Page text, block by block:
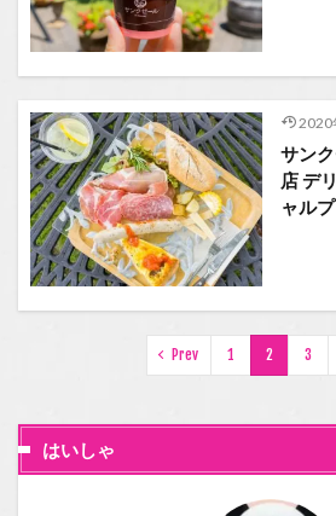
2020
サン
店 デ
ャル
Prev 1 2 3
はいしゃ